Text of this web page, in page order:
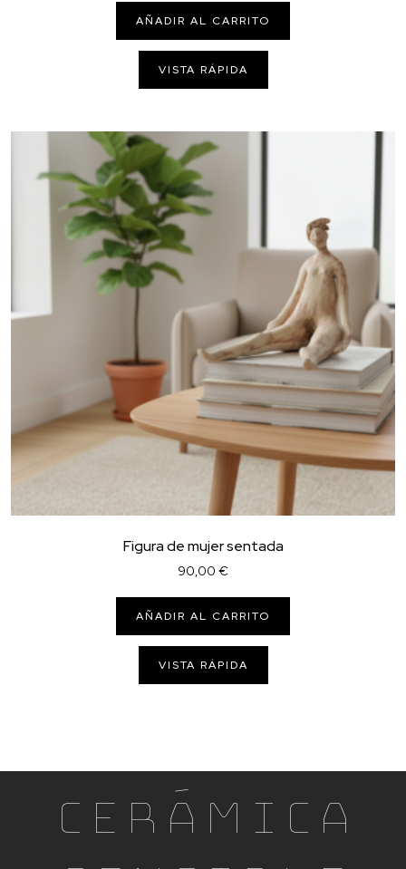
48,00 €.42,00 €.
AÑADIR AL CARRITO
VISTA RÁPIDA
Figura de mujer sentada
90,00 €
AÑADIR AL CARRITO
VISTA RÁPIDA
Cerámica